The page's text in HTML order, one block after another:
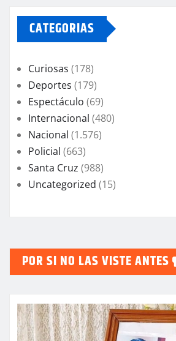
CATEGORIAS
Curiosas (178)
Deportes (179)
Espectáculo (69)
Internacional (480)
Nacional (1.576)
Policial (663)
Santa Cruz (988)
Uncategorized (15)
POR SI NO LAS VISTE ANTES